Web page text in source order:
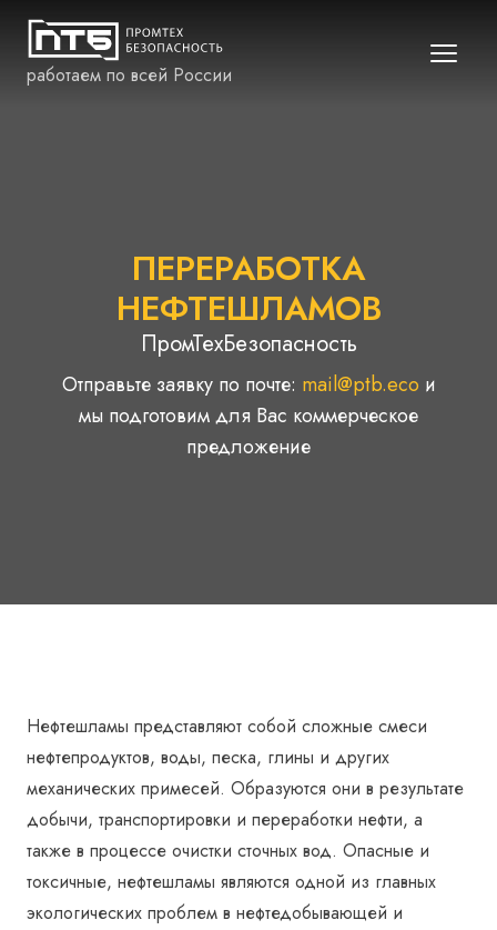
работаем по всей России
ПЕРЕРАБОТКА
НЕФТЕШЛАМОВ
ПромТехБезопасность
Отправьте заявку по почте: mail@ptb.eco и
мы подготовим для Вас коммерческое
предложение
Нефтешламы представляют собой сложные смеси
нефтепродуктов, воды, песка, глины и других
механических примесей. Образуются они в результате
добычи, транспортировки и переработки нефти, а
также в процессе очистки сточных вод. Опасные и
токсичные, нефтешламы являются одной из главных
экологических проблем в нефтедобывающей и